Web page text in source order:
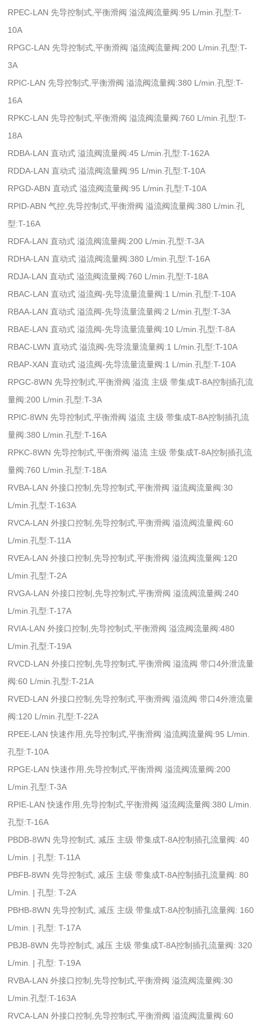
RPEC-LAN 先导控制式,平衡滑阀 溢流阀流量阀:95 L/min.孔型:T-
10A
RPGC-LAN 先导控制式,平衡滑阀 溢流阀流量阀:200 L/min.孔型:T-
3A
RPIC-LAN 先导控制式,平衡滑阀 溢流阀流量阀:380 L/min.孔型:T-
16A
RPKC-LAN 先导控制式,平衡滑阀 溢流阀流量阀:760 L/min.孔型:T-
18A
RDBA-LAN 直动式 溢流阀流量阀:45 L/min.孔型:T-162A
RDDA-LAN 直动式 溢流阀流量阀:95 L/min.孔型:T-10A
RPGD-ABN 直动式 溢流阀流量阀:95 L/min.孔型:T-10A
RPID-ABN 气控,先导控制式,平衡滑阀 溢流阀流量阀:380 L/min.孔
型:T-16A
RDFA-LAN 直动式 溢流阀流量阀:200 L/min.孔型:T-3A
RDHA-LAN 直动式 溢流阀流量阀:380 L/min.孔型:T-16A
RDJA-LAN 直动式 溢流阀流量阀:760 L/min.孔型:T-18A
RBAC-LAN 直动式 溢流阀-先导流量流量阀:1 L/min.孔型:T-10A
RBAA-LAN 直动式 溢流阀-先导流量流量阀:2 L/min.孔型:T-3A
RBAE-LAN 直动式 溢流阀-先导流量流量阀:10 L/min.孔型:T-8A
RBAC-LWN 直动式 溢流阀-先导流量流量阀:1 L/min.孔型:T-10A
RBAP-XAN 直动式 溢流阀-先导流量流量阀:1 L/min.孔型:T-10A
RPGC-8WN 先导控制式,平衡滑阀 溢流 主级 带集成T-8A控制插孔流
量阀:200 L/min.孔型:T-3A
RPIC-8WN 先导控制式,平衡滑阀 溢流 主级 带集成T-8A控制插孔流
量阀:380 L/min.孔型:T-16A
RPKC-8WN 先导控制式,平衡滑阀 溢流 主级 带集成T-8A控制插孔流
量阀:760 L/min.孔型:T-18A
RVBA-LAN 外接口控制,先导控制式,平衡滑阀 溢流阀流量阀:30
L/min.孔型:T-163A
RVCA-LAN 外接口控制,先导控制式,平衡滑阀 溢流阀流量阀:60
L/min.孔型:T-11A
RVEA-LAN 外接口控制,先导控制式,平衡滑阀 溢流阀流量阀:120
L/min.孔型:T-2A
RVGA-LAN 外接口控制,先导控制式,平衡滑阀 溢流阀流量阀:240
L/min.孔型:T-17A
RVIA-LAN 外接口控制,先导控制式,平衡滑阀 溢流阀流量阀:480
L/min.孔型:T-19A
RVCD-LAN 外接口控制,先导控制式,平衡滑阀 溢流阀 带口4外泄流量
阀:60 L/min.孔型:T-21A
RVED-LAN 外接口控制,先导控制式,平衡滑阀 溢流阀 带口4外泄流量
阀:120 L/min.孔型:T-22A
RPEE-LAN 快速作用,先导控制式,平衡滑阀 溢流阀流量阀:95 L/min.
孔型:T-10A
RPGE-LAN 快速作用,先导控制式,平衡滑阀 溢流阀流量阀:200
L/min.孔型:T-3A
RPIE-LAN 快速作用,先导控制式,平衡滑阀 溢流阀流量阀:380 L/min.
孔型:T-16A
PBDB-8WN 先导控制式, 减压 主级 带集成T-8A控制插孔流量阀: 40
L/min. | 孔型: T-11A
PBFB-8WN 先导控制式, 减压 主级 带集成T-8A控制插孔流量阀: 80
L/min. | 孔型: T-2A
PBHB-8WN 先导控制式, 减压 主级 带集成T-8A控制插孔流量阀: 160
L/min. | 孔型: T-17A
PBJB-8WN 先导控制式, 减压 主级 带集成T-8A控制插孔流量阀: 320
L/min. | 孔型: T-19A
RVBA-LAN 外接口控制,先导控制式,平衡滑阀 溢流阀流量阀:30
L/min.孔型:T-163A
RVCA-LAN 外接口控制,先导控制式,平衡滑阀 溢流阀流量阀:60